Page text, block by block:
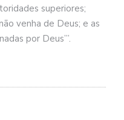
superiores;
venha de Deus; e as
por Deus’”.